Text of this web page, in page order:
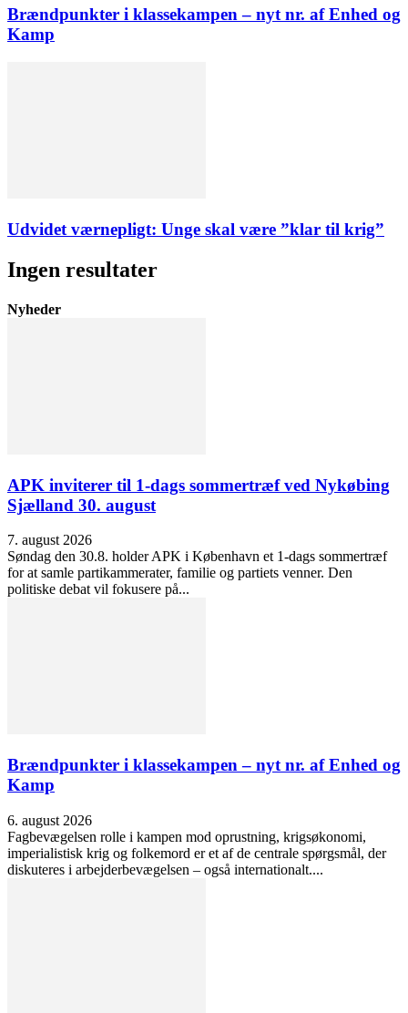
Brændpunkter i klassekampen – nyt nr. af Enhed og
Kamp
Udvidet værnepligt: Unge skal være ”klar til krig”
Ingen resultater
Nyheder
APK inviterer til 1-dags sommertræf ved Nykøbing
Sjælland 30. august
7. august 2026
Søndag den 30.8. holder APK i København et 1-dags sommertræf
for at samle partikammerater, familie og partiets venner. Den
politiske debat vil fokusere på...
Brændpunkter i klassekampen – nyt nr. af Enhed og
Kamp
6. august 2026
Fagbevægelsen rolle i kampen mod oprustning, krigsøkonomi,
imperialistisk krig og folkemord er et af de centrale spørgsmål, der
diskuteres i arbejderbevægelsen – også internationalt....